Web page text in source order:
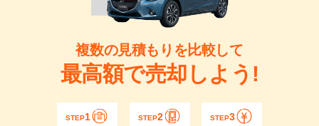
複数の見積もりを比較して
最高額で売却しよう!
STEP1 STEP2 STEP3